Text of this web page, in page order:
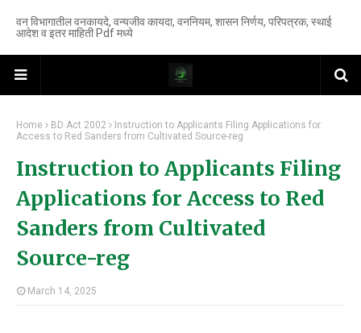
वन विभागातील वनकायदे, वन्यजीव कायदा, वननियम, शासन निर्णय, परिपत्रक, स्थाई
आदेश व इतर माहिती Pdf मध्ये
Home BD Act 2002
Instruction to Applicants Filing Applications for
Access to Red Sanders from Cultivated Source-reg
Instruction to Applicants Filing
Applications for Access to Red
Sanders from Cultivated
Source-reg
March 14, 2025